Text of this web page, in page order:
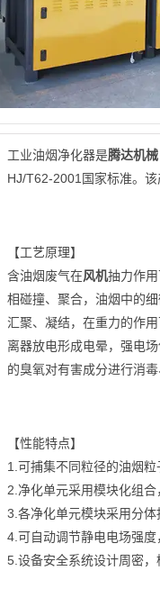
工业油烟净化器是腾达机械
HJ/T62-2001国家标准。
【工艺原理】
含油烟废气在风机抽力作
相碰撞、聚合，油烟中的
汇聚、凝结，在重力的作
离器放电形成电晕，强电
的臭氧对有害成分进行消
【性能特点】
1.可捕集不同粒径的油烟粒
2.净化单元采用模块化组
3.各净化单元模块采用分体
4.可自动调节静电电场强度
5.设备安全系统设计周密，